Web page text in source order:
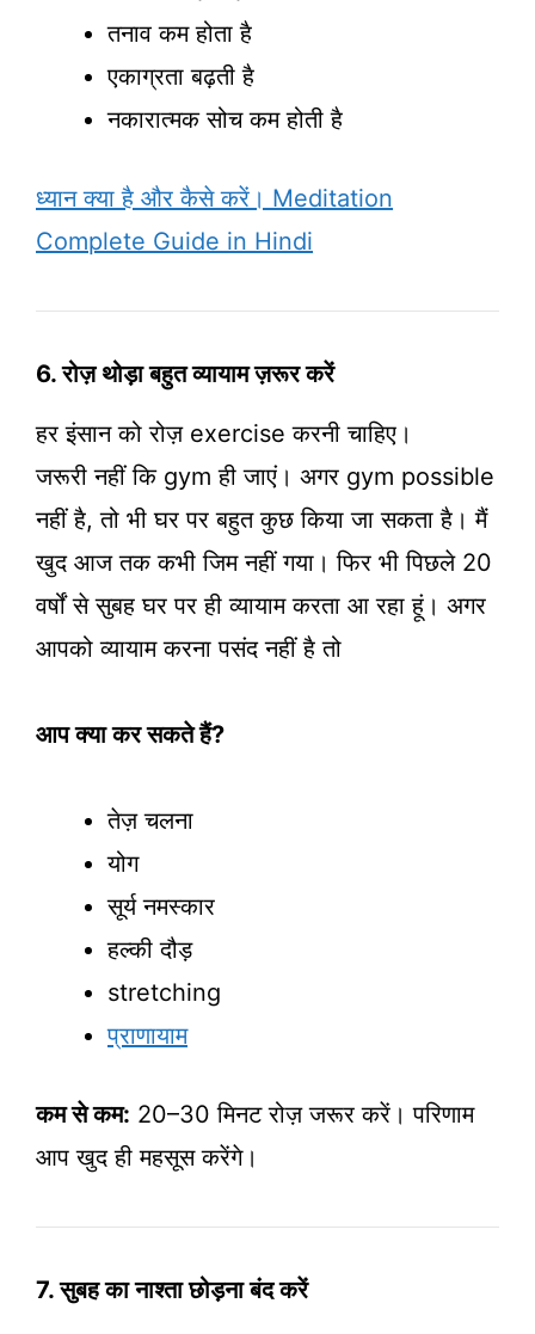
तनाव कम होता है
एकाग्रता बढ़ती है
नकारात्मक सोच कम होती है
ध्यान क्या है और कैसे करें। Meditation
Complete Guide in Hindi
6. रोज़ थोड़ा बहुत व्यायाम ज़रूर करें
हर इंसान को रोज़ exercise करनी चाहिए।
जरूरी नहीं कि gym ही जाएं। अगर gym possible
नहीं है, तो भी घर पर बहुत कुछ किया जा सकता है। मैं
खुद आज तक कभी जिम नहीं गया। फिर भी पिछले 20
वर्षों से सुबह घर पर ही व्यायाम करता आ रहा हूं। अगर
आपको व्यायाम करना पसंद नहीं है तो
आप क्या कर सकते हैं?
तेज़ चलना
योग
सूर्य नमस्कार
हल्की दौड़
stretching
प्राणायाम
कम से कम: 20–30 मिनट रोज़ जरूर करें। परिणाम
आप खुद ही महसूस करेंगे।
7. सुबह का नाश्ता छोड़ना बंद करें